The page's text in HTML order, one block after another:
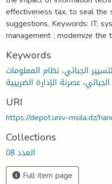
effectiveness tax, to seal the
suggestions. Keywords: IT;
management ; modernize the
Keywords
الجبائي، نظام المعلومات
الجبائي، عصرنة الإدارة الضريبية.
URI
https://depot.univ-msila.dz/
Collections
العدد 08
Full item page